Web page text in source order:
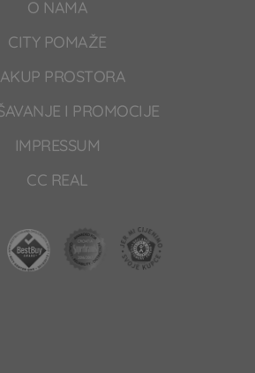
O NAMA
CITY POMAŽE
PROSTORA
I PROMOCIJE
IMPRESSUM
CC REAL